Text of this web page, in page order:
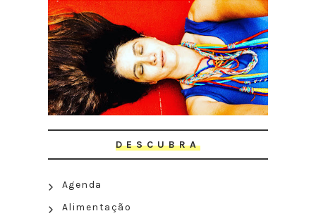
DESCUBRA
Agenda
Alimentação